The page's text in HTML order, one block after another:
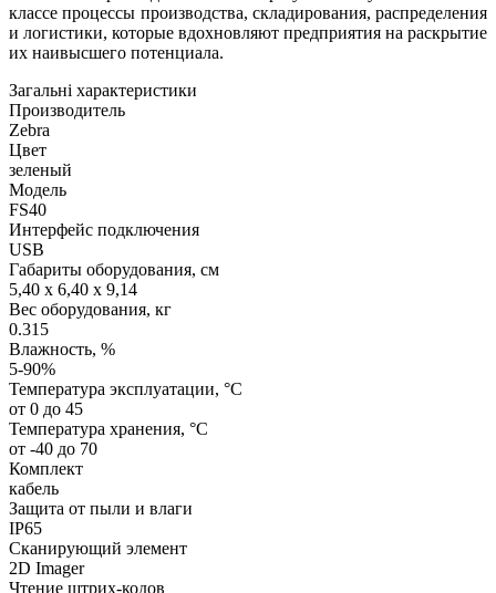
классе процессы производства, складирования, распределения
и логистики, которые вдохновляют предприятия на раскрытие
их наивысшего потенциала.
Загальні характеристики
Производитель
Zebra
Цвет
зеленый
Модель
FS40
Интерфейс подключения
USB
Габариты оборудования, см
5,40 x 6,40 x 9,14
Вес оборудования, кг
0.315
Влажность, %
5-90%
Температура эксплуатации, °C
от 0 до 45
Температура хранения, °C
от -40 до 70
Комплект
кабель
Защита от пыли и влаги
IP65
Сканирующий элемент
2D Imager
Чтение штрих-кодов